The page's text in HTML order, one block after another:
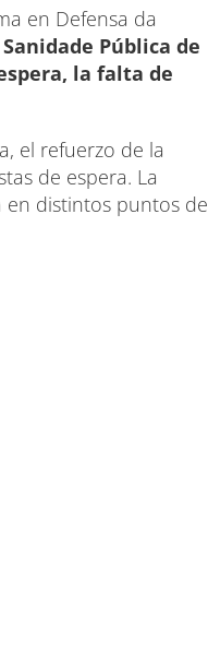
en Defensa da
Pública de
la falta de
el refuerzo de la
de espera. La
distintos puntos de